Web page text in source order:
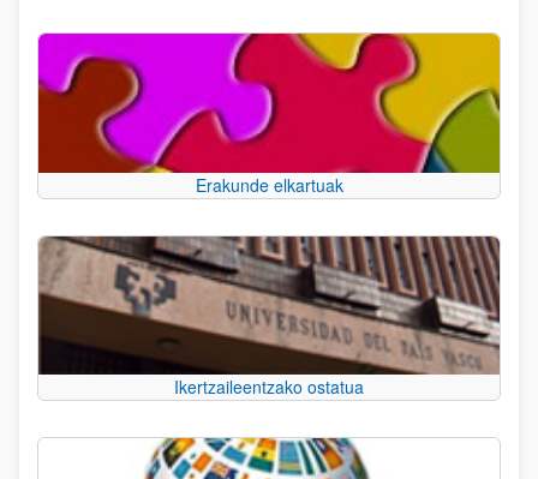
Erakunde elkartuak
Ikertzaileentzako ostatua